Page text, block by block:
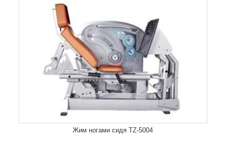
Жим ногами сидя TZ-5004